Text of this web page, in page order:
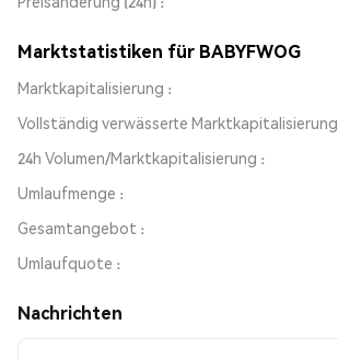
Marktstatistiken für BABYFWOG
Marktkapitalisierung
Vollständig verwässerte Marktkapitalisierung
24h Volumen/Marktkapitalisierung
Umlaufmenge
Gesamtangebot
Umlaufquote
Nachrichten